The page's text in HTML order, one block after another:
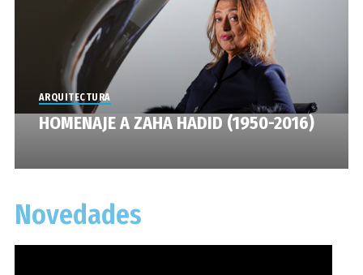
ARQUITECTURA
HOMENAJE A ZAHA HADID (1950-2016)
Novedades